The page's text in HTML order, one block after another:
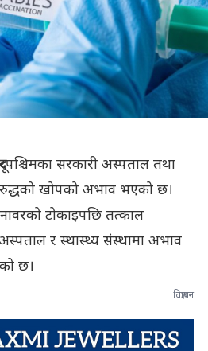
सरकारी अस्पताल तथा
खोपको अभाव भएको छ।
टोकाइपछि तत्काल
र स्थास्थ्य संस्थामा अभाव
छ।
विज्ञापन